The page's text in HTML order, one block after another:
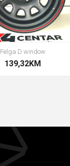
Felga D window
139,32KM